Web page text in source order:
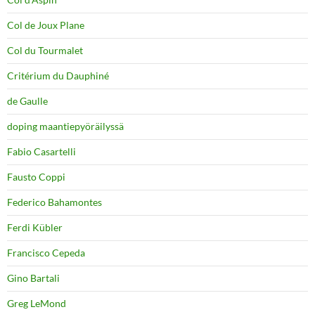
Col de Joux Plane
Col du Tourmalet
Critérium du Dauphiné
de Gaulle
doping maantiepyöräilyssä
Fabio Casartelli
Fausto Coppi
Federico Bahamontes
Ferdi Kübler
Francisco Cepeda
Gino Bartali
Greg LeMond